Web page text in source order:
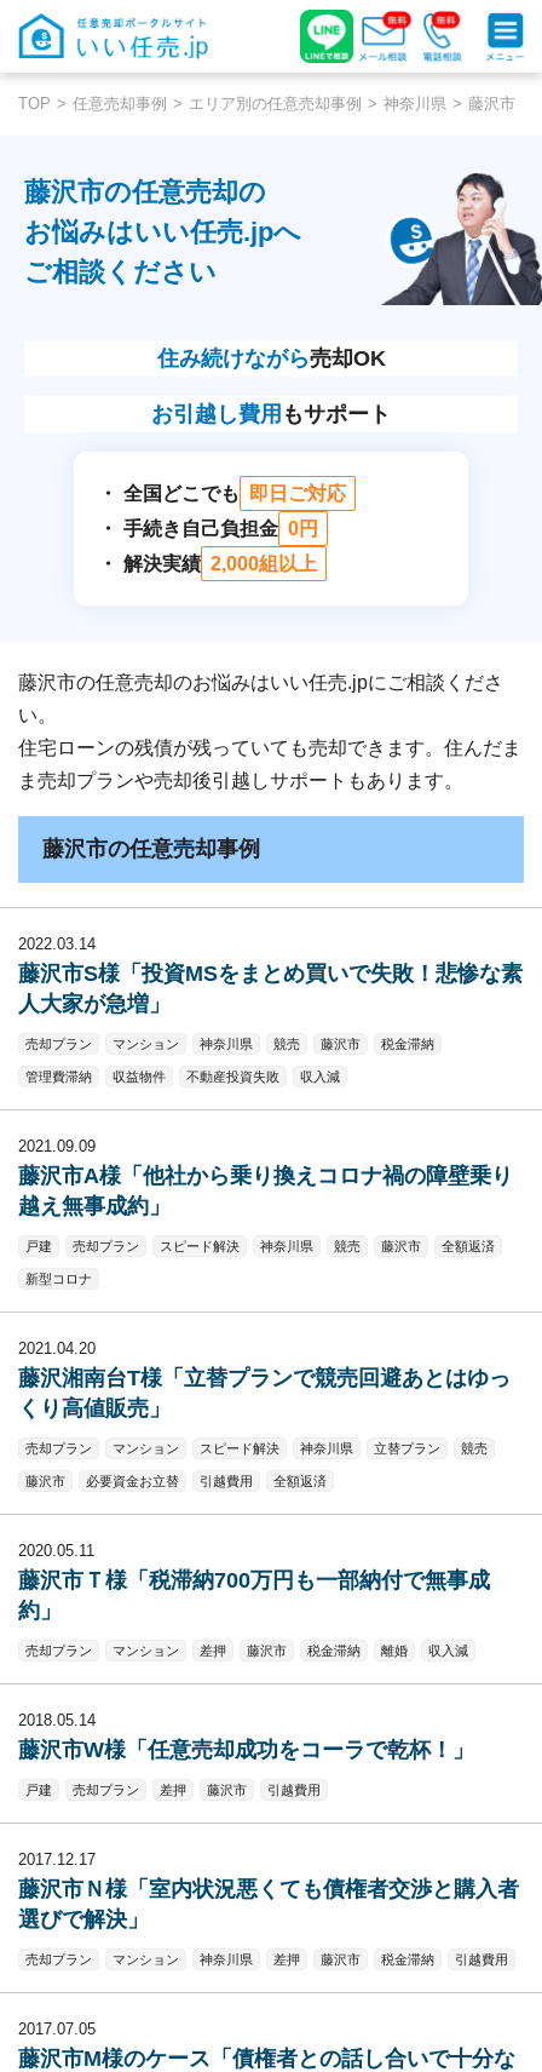
TOP 任意売却事例 エリア別の任意売却事例 神奈川県 藤沢市
藤沢市の任意売却の
お悩みはいい任売.jpへ
ご相談ください
住み続けながら売却OK
お引越し費用 もサポート
全国どこでも
即日ご対応
手続き自己負担金 0円
解決実績 2,000組以上
藤沢市の任意売却のお悩みはいい任売.jpにご相談くださ
い。
住宅ローンの残債が残っていても売却できます。住んだま
ま売却プランや売却後引越しサポートもあります。
藤沢市の任意売却事例
2022.03.14
藤沢市S様「投資MSをまとめ買いで失敗！悲惨な素
人大家が急増」
売却プラン マンション 神奈川県 競売 藤沢市 税金滞納
管理費滞納 収益物件 不動産投資失敗 収入減
2021.09.09
藤沢市A様「他社から乗り換えコロナ禍の障壁乗り
越え無事成約」
戸建 売却プラン スピード解決 神奈川県 競売 藤沢市 全額返済
新型コロナ
2021.04.20
藤沢湘南台T様「立替プランで競売回避あとはゆっ
くり高値販売」
売却プラン マンション スピード解決 神奈川県 立替プラン 競売
藤沢市 必要資金お立替 引越費用 全額返済
2020.05.11
藤沢市Ｔ様「税滞納700万円も一部納付で無事成
約」
売却プラン マンション 差押 藤沢市 税金滞納 離婚 収入減
2018.05.14
藤沢市W様「任意売却成功をコーラで乾杯！」
戸建 売却プラン 差押 藤沢市 引越費用
2017.12.17
藤沢市Ｎ様「室内状況悪くても債権者交渉と購入者
選びで解決」
売却プラン マンション 神奈川県 差押 藤沢市 税金滞納 引越費用
2017.07.05
藤沢市M様のケース「債権者との話し合いで十分な